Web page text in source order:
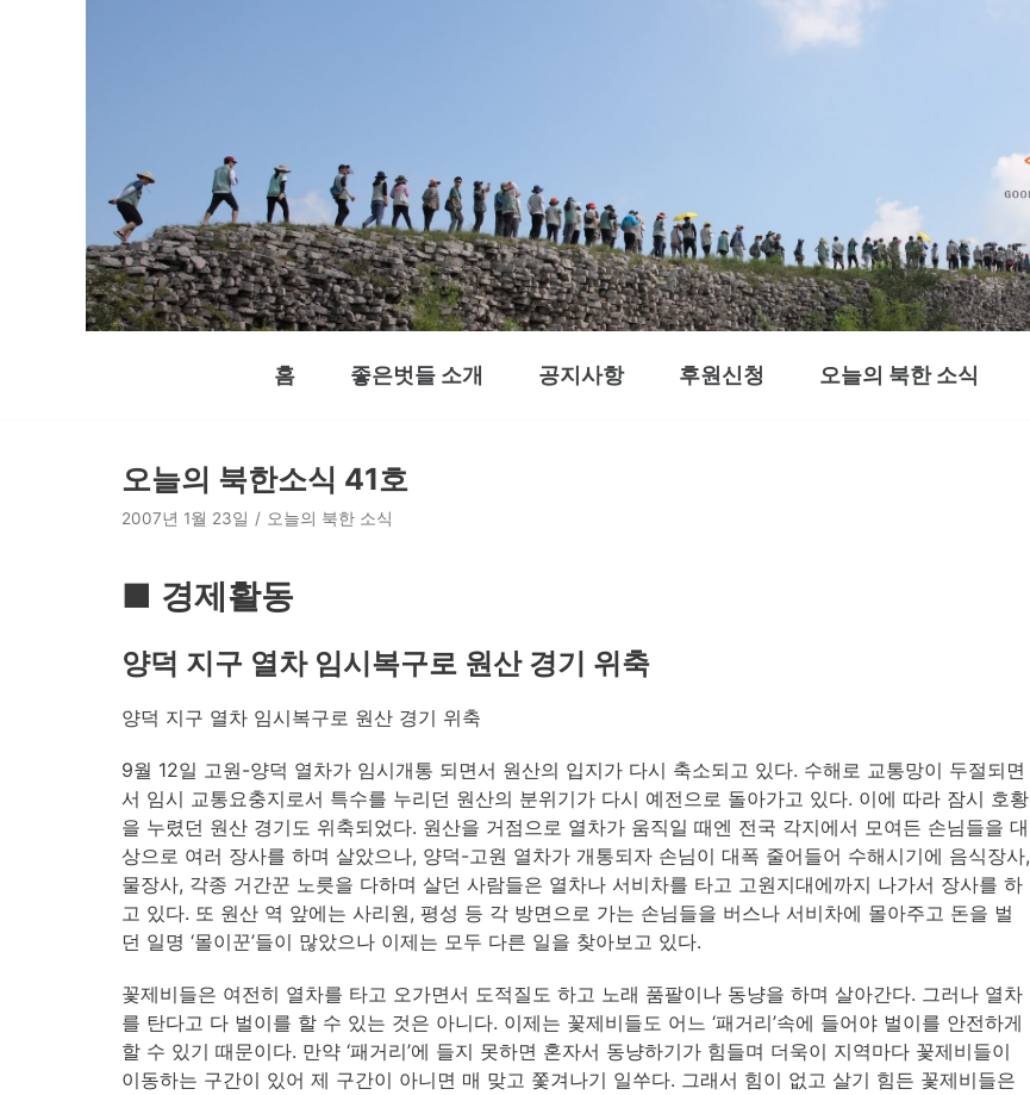
홈 좋은벗들 소개 공지사항 후원신청 오늘의 북한 소식
오늘의 북한소식 41호
2007년 1월 23일 오늘의 북한 소식
■ 경제활동
양덕 지구 열차 임시복구로 원산 경기 위축
양덕 지구 열차 임시복구로 원산 경기 위축
9월 12일 고원-양덕 열차가 임시개통 되면서 원산의 입지가 다시 축소되고 있다. 수해로 교통망이 두절되면
서 임시 교통요충지로서 특수를 누리던 원산의 분위기가 다시 예전으로 돌아가고 있다. 이에 따라 잠시 호황
을 누렸던 원산 경기도 위축되었다. 원산을 거점으로 열차가 움직일 때엔 전국 각지에서 모여든 손님들을 대
상으로 여러 장사를 하며 살았으나, 양덕-고원 열차가 개통되자 손님이 대폭 줄어들어 수해시기에 음식장사,
물장사, 각종 거간꾼 노릇을 다하며 살던 사람들은 열차나 서비차를 타고 고원지대에까지 나가서 장사를 하
고 있다. 또 원산 역 앞에는 사리원, 평성 등 각 방면으로 가는 손님들을 버스나 서비차에 몰아주고 돈을 벌
던 일명 ‘몰이꾼’들이 많았으나 이제는 모두 다른 일을 찾아보고 있다.
꽃제비들은 여전히 열차를 타고 오가면서 도적질도 하고 노래 품팔이나 동냥을 하며 살아간다. 그러나 열차
를 탄다고 다 벌이를 할 수 있는 것은 아니다. 이제는 꽃제비들도 어느 ‘패거리’속에 들어야 벌이를 안전하게
할 수 있기 때문이다. 만약 ‘패거리’에 들지 못하면 혼자서 동냥하기가 힘들며 더욱이 지역마다 꽃제비들이
이동하는 구간이 있어 제 구간이 아니면 매 맞고 쫓겨나기 일쑤다. 그래서 힘이 없고 살기 힘든 꽃제비들은